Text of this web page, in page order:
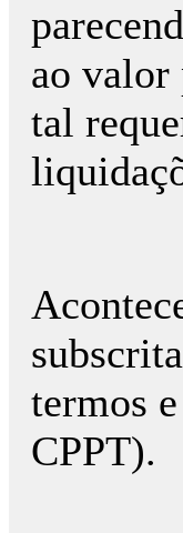
ao valor
tal
termos
CPPT).